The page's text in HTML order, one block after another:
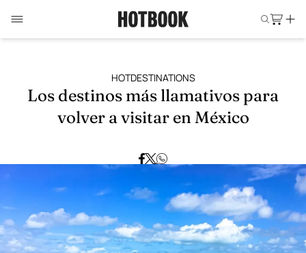
HOTDESTINATIONS
Los destinos más llamativos para